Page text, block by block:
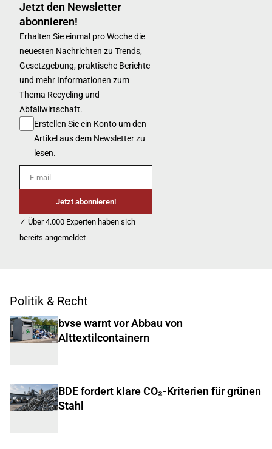
Jetzt den Newsletter
abonnieren!
Erhalten Sie einmal pro Woche die
neuesten Nachrichten zu Trends,
Gesetzgebung, praktische Berichte
und mehr Informationen zum
Thema Recycling und
Abfallwirtschaft.
Erstellen Sie ein Konto um den
Artikel aus dem Newsletter zu
lesen.
E-mail
Jetzt abonnieren!
✓ Über 4.000 Experten haben sich
bereits angemeldet
Politik & Recht
bvse warnt vor Abbau von
Alttextilcontainern
BDE fordert klare CO₂-Kriterien für grünen
Stahl